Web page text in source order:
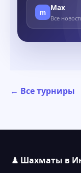
m Max
Все
← Все турниры
♟ Шахматы в